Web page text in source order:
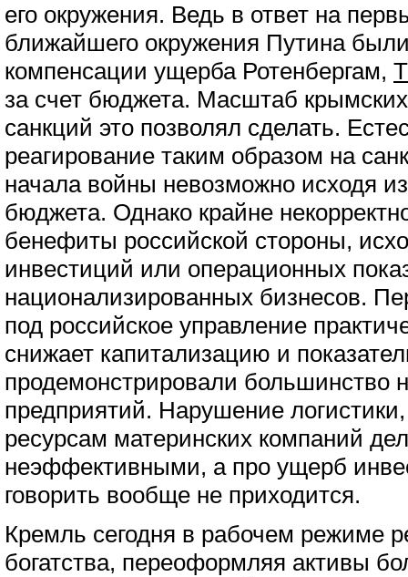
его окружения. Ведь в ответ на
ближайшего окружения Путина
компенсации ущерба Ротенбергам,
за счет бюджета. Масштаб
санкций это позволял сделать.
реагирование таким образом на
начала войны невозможно исходя
бюджета. Однако крайне
бенефиты российской стороны,
инвестиций или операционных
национализированных бизнесов.
под российское управление
снижает капитализацию и
продемонстрировали большинство
предприятий. Нарушение логистики,
ресурсам материнских компаний
неэффективными, а про ущерб
говорить вообще не приходится.
Кремль сегодня в рабочем режиме
богатства, переоформляя активы